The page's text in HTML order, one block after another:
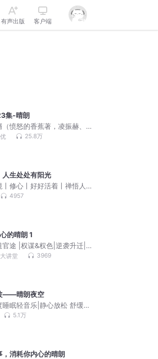
有声出版 客户端
集-晴朗
（愤怒的香蕉著，凌振赫、
品有声剧）
25.8万
人生处处有阳光
丨修心丨好好活着丨禅悟人
4957
的晴朗 1
官途 |权谋&权色|逆袭升迁|
讲堂 3969
——晴朗夜空
睡眠轻音乐|静心放松 舒缓疲
眠 5.1万
，消耗你内心的晴朗